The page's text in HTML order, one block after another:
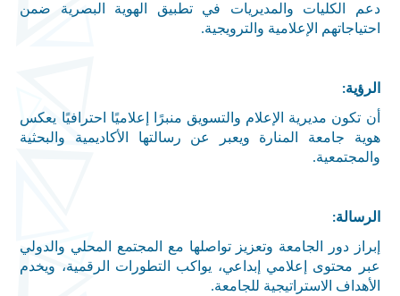
دعم الكليات والمديريات في تطبيق الهوية البصرية ضمن
احتياجاتهم الإعلامية والترويجية.
الرؤية:
أن تكون مديرية الإعلام والتسويق منبرًا إعلاميًا احترافيًا يعكس
هوية جامعة المنارة ويعبر عن رسالتها الأكاديمية والبحثية
والمجتمعية.
الرسالة:
إبراز دور الجامعة وتعزيز تواصلها مع المجتمع المحلي والدولي
عبر محتوى إعلامي إبداعي، يواكب التطورات الرقمية، ويخدم
الأهداف الاستراتيجية للجامعة.